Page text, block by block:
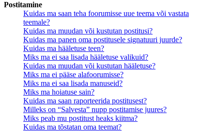
Postitamine
Kuidas ma saan teha foorumisse uue teema või vastata
teemale?
Kuidas ma muudan või kustutan postitusi?
Kuidas ma panen oma postitusele signatuuri juurde?
Kuidas ma hääletuse teen?
Miks ma ei saa lisada hääletuse valikuid?
Kuidas ma muudan või kustutan hääletuse?
Miks ma ei pääse alafoorumisse?
Miks ma ei saa lisada manuseid?
Miks ma hoiatuse sain?
Kuidas ma saan raporteerida postitusest?
Milleks on “Salvesta” nupp postitamise juures?
Miks peab mu postitust heaks kiitma?
Kuidas ma tõstatan oma teemat?